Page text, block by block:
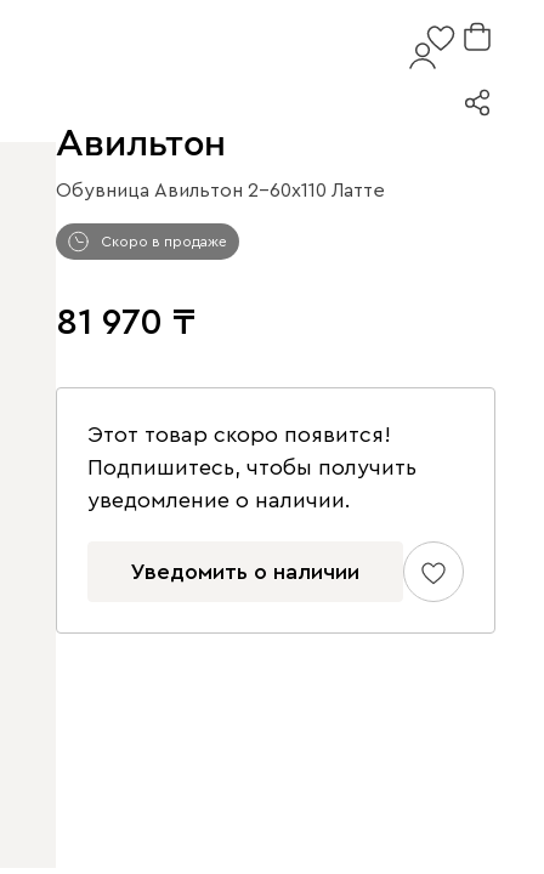
Авильтон
Обувница Авильтон 2-60x110 Латте
Скоро в продаже
81 970
Этот товар скоро появится!
Подпишитесь, чтобы получить
уведомление о наличии.
Уведомить о наличии